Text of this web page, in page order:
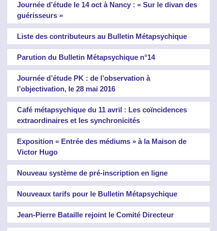
Journée d’étude le 14 oct à Nancy : « Sur le divan des
guérisseurs »
Liste des contributeurs au Bulletin Métapsychique
Parution du Bulletin Métapsychique n°14
Journée d’étude PK : de l’observation à
l’objectivation, le 28 mai 2016
Café métapsychique du 11 avril : Les coïncidences
extraordinaires et les synchronicités
Exposition « Entrée des médiums » à la Maison de
Victor Hugo
Nouveau système de pré-inscription en ligne
Nouveaux tarifs pour le Bulletin Métapsychique
Jean-Pierre Bataille rejoint le Comité Directeur